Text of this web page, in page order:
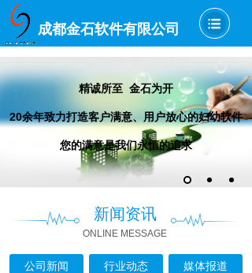
成都金石软件有限公司
精诚所至 金石为开
20余年致力打造客户满意、用户放心的妇幼软件
您的满意是我们永恒的追求
新闻资讯
ONLINE MESSAGE
公司新闻 行业动态 媒体报道